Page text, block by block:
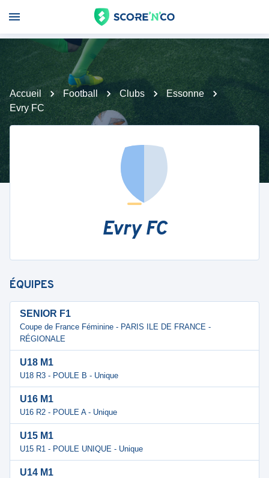
Accueil Football Clubs
Essonne
Evry FC
Evry FC
ÉQUIPES
SENIOR F1
Coupe de France Féminine - PARIS ILE DE FRANCE -
RÉGIONALE
U18 M1
U18 R3 - POULE B - Unique
U16 M1
U16 R2 - POULE A - Unique
U15 M1
U15 R1 - POULE UNIQUE - Unique
U14 M1